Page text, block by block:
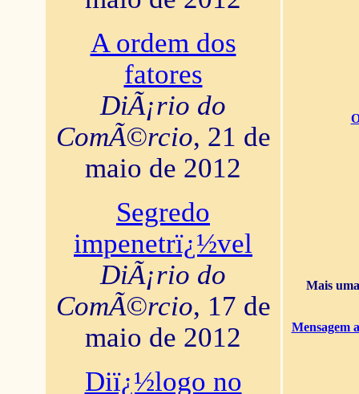
A ordem dos
fatores
DiÃ¡rio do
ComÃ©rcio, 21 de
maio de 2012
Segredo
impenetrï¿½vel
DiÃ¡rio do
ComÃ©rcio, 17 de
maio de 2012
Diï¿½logo no
Mais
Mensagem